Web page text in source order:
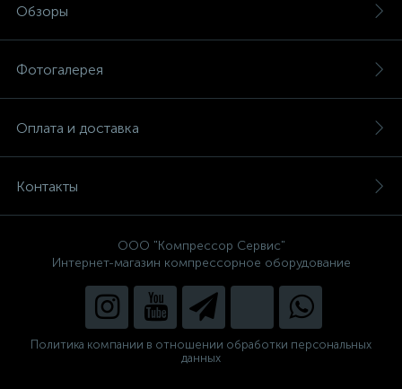
Обзоры
Фотогалерея
Оплата и доставка
Контакты
ООО "Компрессор Сервис"
Интернет-магазин компрессорное оборудование
Политика компании в отношении обработки персональных
данных